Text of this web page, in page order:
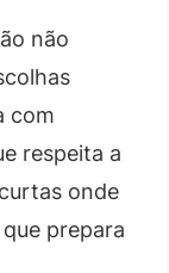
não
com
respeita a
onde
prepara